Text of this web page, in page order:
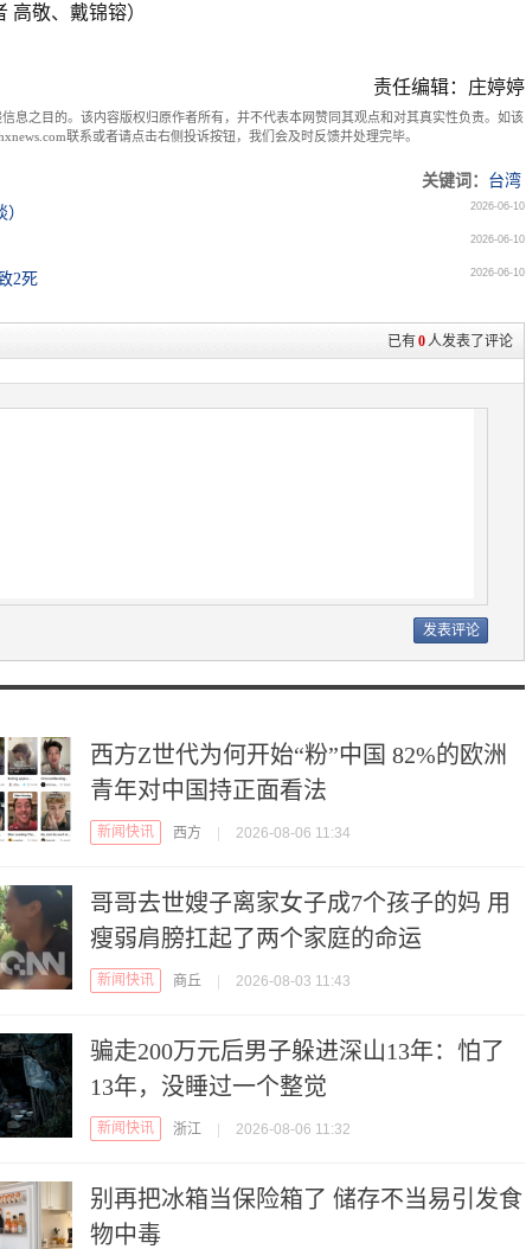
高敬、戴锦镕）
责任编辑：庄婷婷
息之目的。该内容版权归原作者所有，并不代表本网赞同其观点和对其真实性负责。如该
联系或者请点击右侧投诉按钮，我们会及时反馈并处理完毕。
关键词： 台湾
2026-06-10
2026-06-10
2死 2026-06-10
已有0人发表了评论
西方Z世代为何开始“粉”中国 82%的欧洲
青年对中国持正面看法
新闻快讯 西方 2026-08-06 11:34
哥哥去世嫂子离家女子成7个孩子的妈 用
瘦弱肩膀扛起了两个家庭的命运
新闻快讯 商丘 2026-08-03 11:43
骗走200万元后男子躲进深山13年：怕了
13年，没睡过一个整觉
新闻快讯 浙江 2026-08-06 11:32
别再把冰箱当保险箱了 储存不当易引发食
物中毒